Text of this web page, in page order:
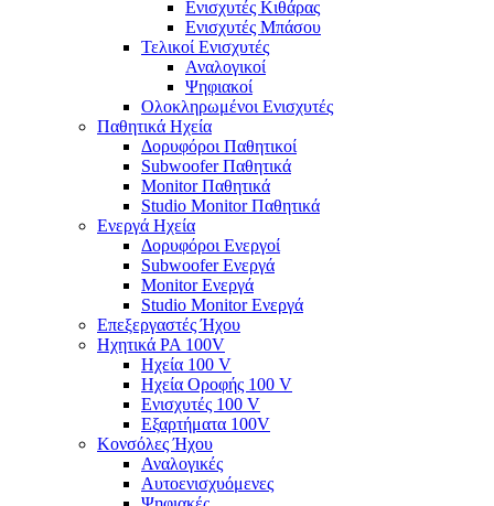
Ενισχυτές Κιθάρας
Ενισχυτές Μπάσου
Τελικοί Ενισχυτές
Αναλογικοί
Ψηφιακοί
Ολοκληρωμένοι Ενισχυτές
Παθητικά Ηχεία
Δορυφόροι Παθητικοί
Subwoofer Παθητικά
Monitor Παθητικά
Studio Monitor Παθητικά
Ενεργά Ηχεία
Δορυφόροι Ενεργοί
Subwoofer Ενεργά
Monitor Ενεργά
Studio Monitor Ενεργά
Επεξεργαστές Ήχου
Ηχητικά PA 100V
Ηχεία 100 V
Ηχεία Οροφής 100 V
Ενισχυτές 100 V
Εξαρτήματα 100V
Κονσόλες Ήχου
Αναλογικές
Αυτοενισχυόμενες